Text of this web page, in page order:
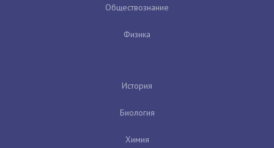
Обществознание
Физика
История
Биология
Химия